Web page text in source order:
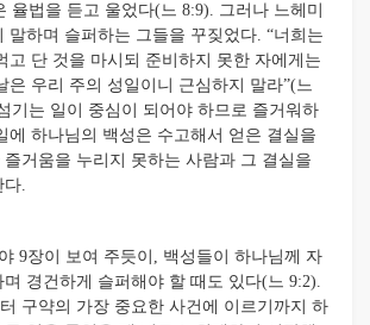
율법을 듣고 울었다(느 8:9). 그러나 느헤미
말하며 슬퍼하는 그들을 꾸짖었다. “너희는
고 단 것을 마시되 준비하지 못한 자에게는
은 우리 주의 성일이니 근심하지 말라”(느
기는 일이 중심이 되어야 하므로 즐거워하
에 하나님의 백성은 수고해서 얻은 결실을
거움을 누리지 못하는 사람과 그 결실을
다.
9장이 보여 주듯이, 백성들이 하나님께 자
경건하게 슬퍼해야 할 때도 있다(느 9:2).
구약의 가장 중요한 사건에 이르기까지 하